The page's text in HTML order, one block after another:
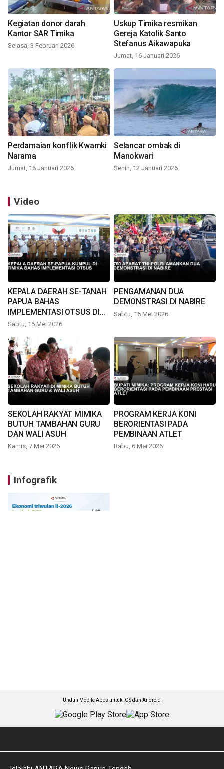
Kegiatan donor darah
Kantor SAR Timika
Selasa, 3 Februari 2026
Uskup Timika resmikan
Gereja Katolik Santo
Stefanus Aikawapuka
Jumat, 16 Januari 2026
Perdamaian konflik Kwamki
Narama
Jumat, 16 Januari 2026
Selancar ombak di
Manokwari
Senin, 12 Januari 2026
Video
KEPALA DAERAH SE-TANAH
PAPUA BAHAS
IMPLEMENTASI OTSUS DI
TIMIKA
Sabtu, 16 Mei 2026
PENGAMANAN DUA
DEMONSTRASI DI NABIRE
Sabtu, 16 Mei 2026
SEKOLAH RAKYAT MIMIKA
BUTUH TAMBAHAN GURU
DAN WALI ASUH
Kamis, 7 Mei 2026
PROGRAM KERJA KONI
BERORIENTASI PADA
PEMBINAAN ATLET
Rabu, 6 Mei 2026
Infografik
Unduh Mobile Apps untuk iOS dan Android